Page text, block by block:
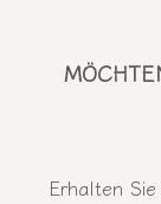
Erhalten